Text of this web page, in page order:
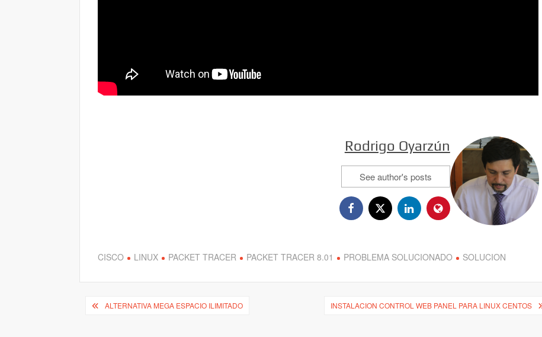
Rodrigo Oyarzún
See author's posts
CISCO LINUX PACKET TRACER PACKET TRACER 8.01 PROBLEMA SOLUCIONADO SOLUCION
Navegación
ALTERNATIVA MEGA ESPACIO ILIMITADO INSTALACION CONTROL WEB PANEL PARA LINUX CENTOS